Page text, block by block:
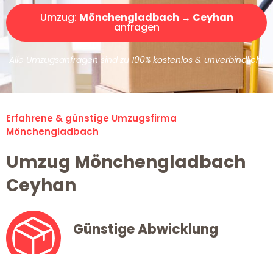
Umzug: Mönchengladbach → Ceyhan
anfragen
Alle Umzugsanfragen sind zu 100% kostenlos & unverbindlich!
Erfahrene & günstige Umzugsfirma
Mönchengladbach
Umzug Mönchengladbach
Ceyhan
Günstige Abwicklung